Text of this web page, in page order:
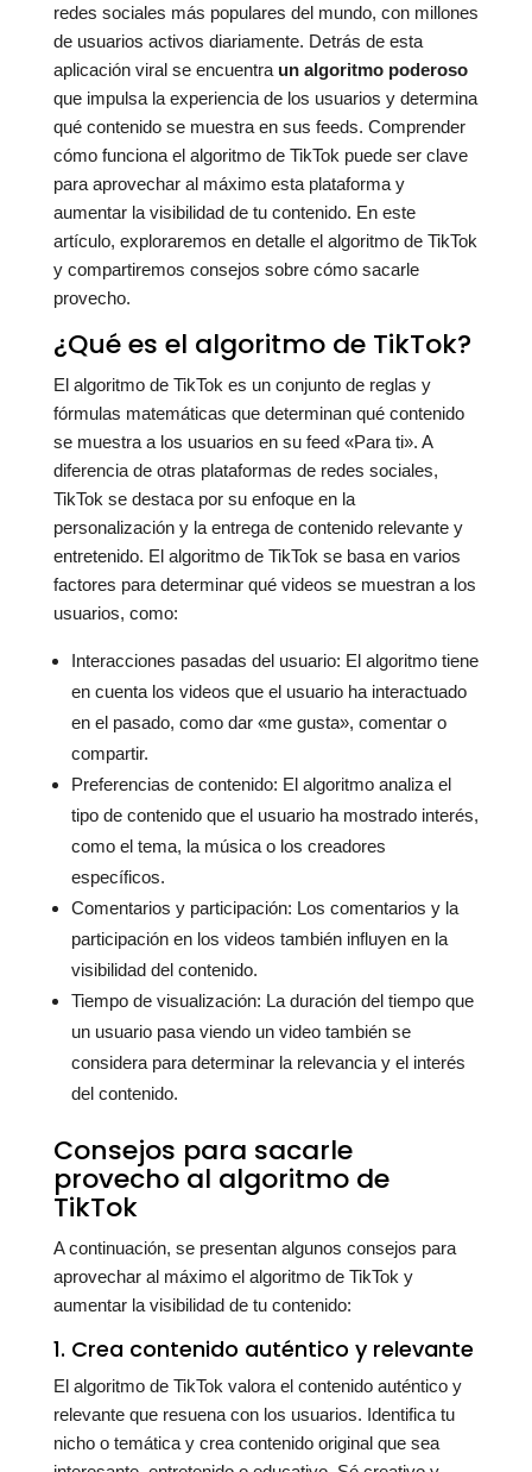
redes sociales más populares del mundo, con millones
de usuarios activos diariamente. Detrás de esta
aplicación viral se encuentra un algoritmo poderoso
que impulsa la experiencia de los usuarios y determina
qué contenido se muestra en sus feeds. Comprender
cómo funciona el algoritmo de TikTok puede ser clave
para aprovechar al máximo esta plataforma y
aumentar la visibilidad de tu contenido. En este
artículo, exploraremos en detalle el algoritmo de TikTok
y compartiremos consejos sobre cómo sacarle
provecho.
¿Qué es el algoritmo de TikTok?
El algoritmo de TikTok es un conjunto de reglas y
fórmulas matemáticas que determinan qué contenido
se muestra a los usuarios en su feed «Para ti». A
diferencia de otras plataformas de redes sociales,
TikTok se destaca por su enfoque en la
personalización y la entrega de contenido relevante y
entretenido. El algoritmo de TikTok se basa en varios
factores para determinar qué videos se muestran a los
usuarios, como:
Interacciones pasadas del usuario: El algoritmo tiene
en cuenta los videos que el usuario ha interactuado
en el pasado, como dar «me gusta», comentar o
compartir.
Preferencias de contenido: El algoritmo analiza el
tipo de contenido que el usuario ha mostrado interés,
como el tema, la música o los creadores
específicos.
Comentarios y participación: Los comentarios y la
participación en los videos también influyen en la
visibilidad del contenido.
Tiempo de visualización: La duración del tiempo que
un usuario pasa viendo un video también se
considera para determinar la relevancia y el interés
del contenido.
Consejos para sacarle
provecho al algoritmo de
TikTok
A continuación, se presentan algunos consejos para
aprovechar al máximo el algoritmo de TikTok y
aumentar la visibilidad de tu contenido:
1. Crea contenido auténtico y relevante
El algoritmo de TikTok valora el contenido auténtico y
relevante que resuena con los usuarios. Identifica tu
nicho o temática y crea contenido original que sea